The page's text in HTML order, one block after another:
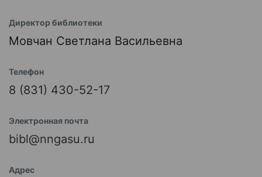
Директор библиотеки
Мовчан Светлана Васильевна
Телефон
8 (831) 430-52-17
Электронная почта
bibl@nngasu.ru
Адрес